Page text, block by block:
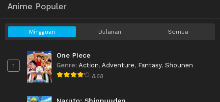
Anime Populer
Mingguan Bulanan Semua
1
One Piece
Genre: Action, Adventure, Fantasy, Shounen
8.68